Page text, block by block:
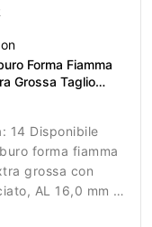
Forma Fiamma
Grossa Taglio
14 Disponibile
forma fiamma
grossa con
AL 16,0 mm e